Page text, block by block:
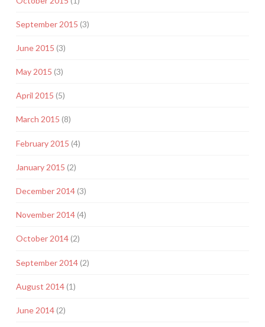
September 2015 (3)
June 2015 (3)
May 2015 (3)
April 2015 (5)
March 2015 (8)
February 2015 (4)
January 2015 (2)
December 2014(3)
November 2014(4)
October 2014(2)
September 2014(2)
August 2014(1)
June 2014(2)